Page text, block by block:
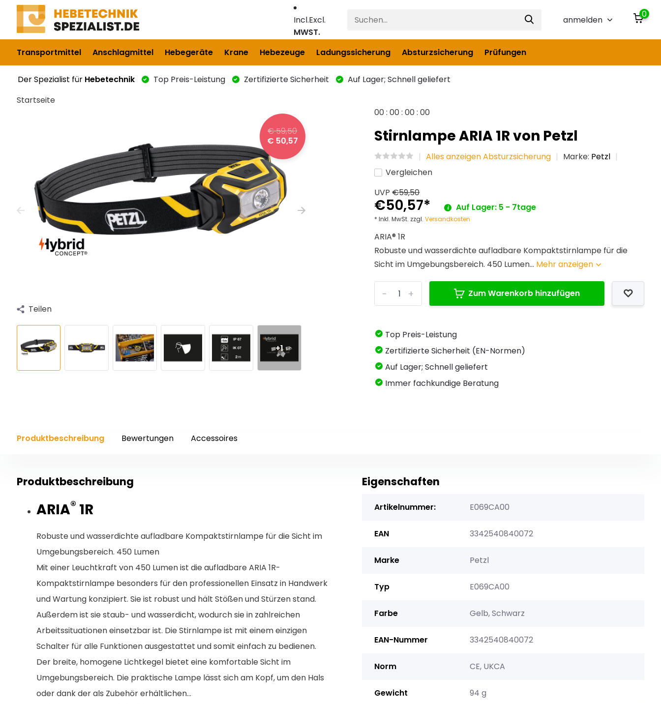
Incl.Excl.
MWST.
anmelden
0
Transportmittel Anschlagmittel Hebegeräte Krane Hebezeuge Ladungssicherung Absturzsicherung Prüfungen
Der Spezialist für Hebetechnik Top Preis-Leistung Zertifizierte Sicherheit
Auf Lager; Schnell geliefert
Startseite
€ 59,50
€ 50,57
Teilen
+1
00:00:00:00
Stirnlampe ARIA 1R von Petzl
Alles anzeigen Absturzsicherung Marke: Petzl
Vergleichen
UVP€59,50
€50,57* Auf Lager: 5 - 7tage
* Inkl. MwSt. zzgl.Versandkosten
ARIA® 1R
Robuste und wasserdichte aufladbare Kompaktstirnlampe für die
Sicht im Umgebungsbereich. 450 Lumen... Mehr anzeigen
+
- Zum Warenkorb hinzufügen
Top Preis-Leistung
Zertifizierte Sicherheit (EN-Normen)
Auf Lager; Schnell geliefert
Immer fachkundige Beratung
Produktbeschreibung Bewertungen Accessoires
Produktbeschreibung
ARIA® 1R
Robuste und wasserdichte aufladbare Kompaktstirnlampe für die Sicht im
Umgebungsbereich. 450 Lumen
Mit einer Leuchtkraft von 450 Lumen ist die aufladbare ARIA 1R-
Kompaktstirnlampe besonders für den professionellen Einsatz in Handwerk
und Wartung konzipiert. Sie ist robust und hält Stößen und Stürzen stand.
Außerdem ist sie staub- und wasserdicht, wodurch sie in zahlreichen
Arbeitssituationen einsetzbar ist. Die Stirnlampe ist mit einem einzigen
Schalter für alle Funktionen ausgestattet und somit einfach zu bedienen.
Der breite, homogene Lichtkegel bietet eine komfortable Sicht im
Umgebungsbereich. Die praktische Lampe lässt sich am Kopf, um den Hals
oder dank der als Zubehör erhältlichen...
Eigenschaften
Artikelnummer: E069CA00
EAN 3342540840072
Marke Petzl
Typ E069CA00
Farbe Gelb, Schwarz
EAN-Nummer 3342540840072
Norm CE, UKCA
Gewicht 94 g